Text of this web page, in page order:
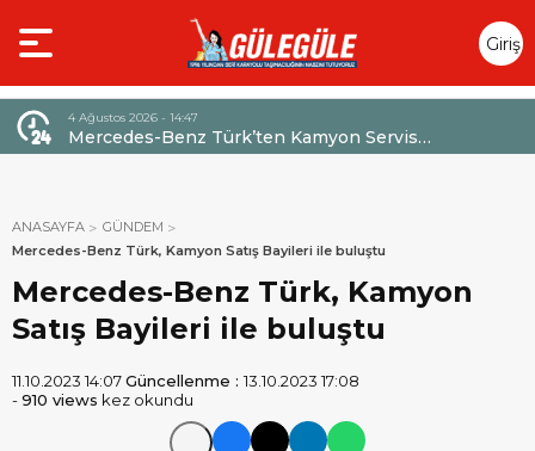
Giriş
Yap
4 Ağustos 2026 - 14:47
Mercedes-Benz Türk’ten Kamyon Servis
Sözleşmelerinde 36 Aya Varan Taksit İmkânı
ANASAYFA
GÜNDEM
Mercedes-Benz Türk, Kamyon Satış Bayileri ile buluştu
Mercedes-Benz Türk, Kamyon
Satış Bayileri ile buluştu
11.10.2023 14:07Güncellenme :13.10.2023 17:08
-910 views kez okundu